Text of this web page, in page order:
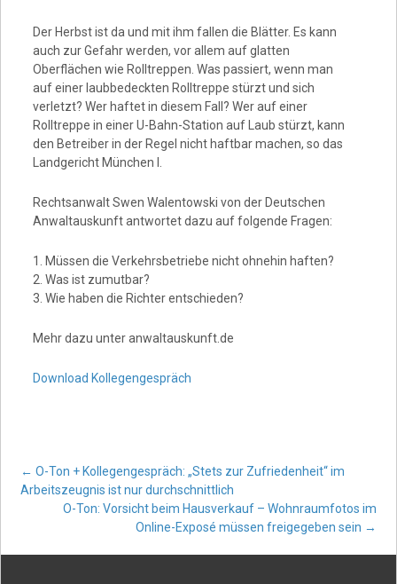
Der Herbst ist da und mit ihm fallen die Blätter. Es kann
auch zur Gefahr werden, vor allem auf glatten
Oberflächen wie Rolltreppen. Was passiert, wenn man
auf einer laubbedeckten Rolltreppe stürzt und sich
verletzt? Wer haftet in diesem Fall? Wer auf einer
Rolltreppe in einer U-Bahn-Station auf Laub stürzt, kann
den Betreiber in der Regel nicht haftbar machen, so das
Landgericht München I.
Rechtsanwalt Swen Walentowski von der Deutschen
Anwaltauskunft antwortet dazu auf folgende Fragen:
1. Müssen die Verkehrsbetriebe nicht ohnehin haften?
2. Was ist zumutbar?
3. Wie haben die Richter entschieden?
Mehr dazu unter anwaltauskunft.de
Download Kollegengespräch
Post
navigation
← O-Ton + Kollegengespräch: „Stets zur Zufriedenheit“ im
Arbeitszeugnis ist nur durchschnittlich
O-Ton: Vorsicht beim Hausverkauf – Wohnraumfotos im
Online-Exposé müssen freigegeben sein →